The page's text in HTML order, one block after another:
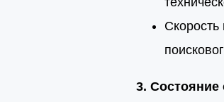
Скорость
3. Состояние